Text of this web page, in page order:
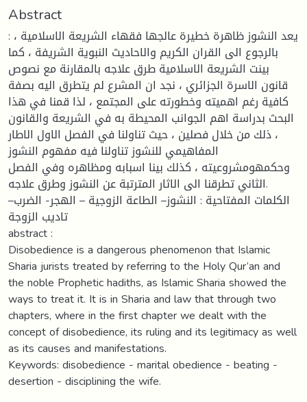
Abstract
: يعد النشوز ظاهرة خطيرة عالجها فقهاء الشريعة الاسلامية ،
بالرجوع الى القران الكريم والاحاديث النبوية الشريفة ، كما
بينت الشريعة الاسلامية طرق علاجه بالمقارنة مع نصوص
قانون الاسرة الجزائري ، نجد ان المشرع لم يتطرق اليه بصفة
كافية رغم اهميته وخطورته على المجتمع ، لذا قمنا في هذا
البحث بدراسة اهم الجوانب المحيطة به في الشريعة والقانون
، ذلك من خلال فصلين ، حيث تناولنا في الفصل الاول الاطار
المفاهيمي للنشوز تناولنا فيه مفهوم النشوز
وحكمهومشروعيته ، كذلك بينا اسبابه ومظاهره وفي الفصل
الثاني تطرقنا الى الاثار المترتبة عن النشوز وطرق علاجه.
الكلمات المفتاحية : النشوز– الطاعة الزوجية – الهجر- الضرب–
تاديب الزوجة
abstract :
Disobedience is a dangerous phenomenon that Islamic
Sharia jurists treated by referring to the Holy Qur’an and
the noble Prophetic hadiths, as Islamic Sharia showed the
ways to treat it. It is in Sharia and law that through two
chapters, where in the first chapter we dealt with the
concept of disobedience, its ruling and its legitimacy as well
as its causes and manifestations.
Keywords: disobedience - marital obedience - beating -
desertion - disciplining the wife.